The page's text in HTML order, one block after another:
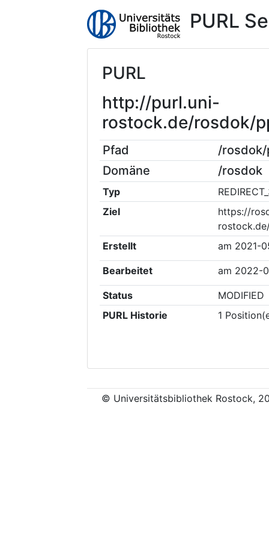
PURL
PURL
http://purl.uni-
rostock.de/rosdok/
Pfad
/rosdok/
Domäne
/rosdok
Typ
Ziel
https://
Erstellt
am 2021-
Bearbeitet am 2022-
Status
MODIFIED
PURL Historie
1
© Universitätsbibliothek Rostock,